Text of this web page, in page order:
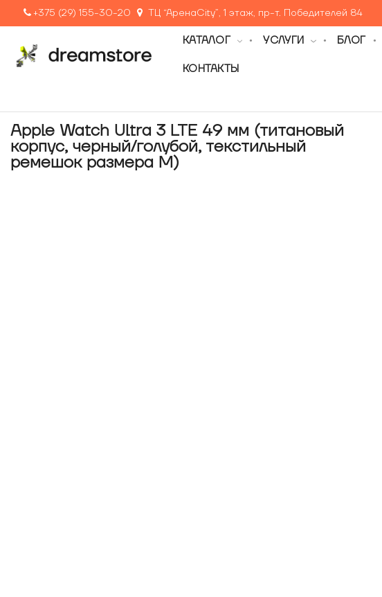
+375 (29) 155-30-20 ТЦ “АренаCity”, 1 этаж, пр-т. Победителей 84
КАТАЛОГ УСЛУГИ БЛОГ
КОНТАКТЫ
Apple Watch Ultra 3 LTE 49 мм (титановый
корпус, черный/голубой, текстильный
ремешок размера M)